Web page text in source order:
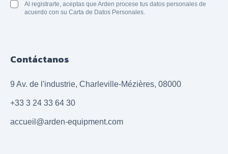
Al registrarte, aceptas que Arden procese tus datos personales de
acuerdo con su Carta de Datos Personales.
Contáctanos
9 Av. de l'industrie, Charleville-Mézières, 08000
+33 3 24 33 64 30
accueil@arden-equipment.com